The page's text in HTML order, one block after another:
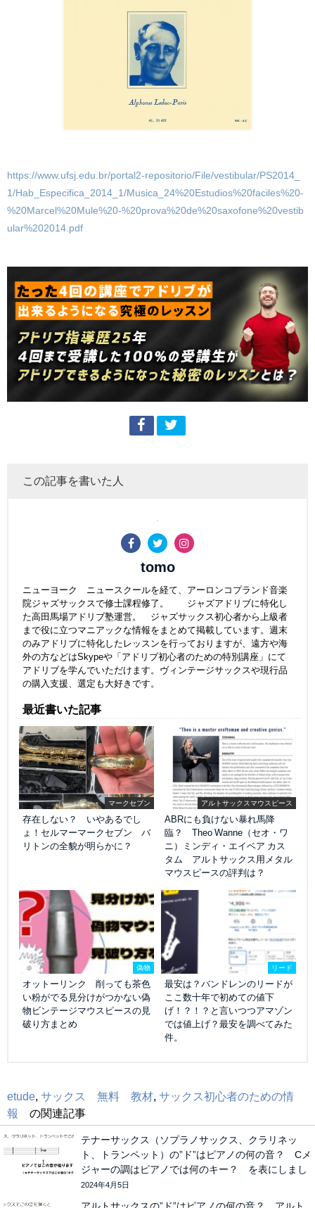
https://www.ufsj.edu.br/portal2-repositorio/File/vestibular/PS2014_
1/Hab_Especifica_2014_1/Musica_24%20Estudios%20faciles%20-
%20Marcel%20Mule%20-%20prova%20de%20saxofone%20vestib
ular%202014.pdf
この記事を書いた人
tomo
ニューヨーク ニュースクールを経て、アーロンコプランド音楽
院ジャズサックスで修士課程修了。 ジャズアドリブに特化し
た高田馬場アドリブ塾運営。 ジャズサックス初心者から上級者
まで役に立つマニアックな情報をまとめて掲載しています。週末
のみアドリブに特化したレッスンを行っておりますが、遠方や海
外の方などはSkypeや「アドリブ初心者のための特別講座」にて
アドリブを学んでいただけます。ヴィンテージサックスや現行品
の購入支援、選定も大好きです。
最近書いた記事
マークセブン
存在しない？ いやあるでし
ょ！セルマーマークセブン バ
リトンの全貌が明らかに？
アルトサックスマウスピース
ABRにも負けない暴れ馬降
臨？ Theo Wanne（セオ・ワ
ニ）ミンディ・エイベア カス
タム アルトサックス用メタル
マウスピースの評判は？
偽物
オットーリンク 削っても茶色
い粉がでる見分けがつかない偽
物ビンテージマウスピースの見
破り方まとめ
リード
最安は？バンドレンのリードが
ここ数十年で初めての値下
げ！？！？と言いつつアマゾン
では値上げ？最安を調べてみた
件。
etude サックス 無料 教材 サックス初心者のための情
報 の関連記事
テナーサックス（ソプラノサックス、クラリネッ
ト、トランペット）の”ド”はピアノの何の音？ Cメ
ジャーの調はピアノでは何のキー？ を表にしまし
た。
2024年4月5日
アルトサックスの”ド”はピアノの何の音？ アルト